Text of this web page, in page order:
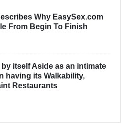
Why EasySex.com
From Begin To Finish
itself Aside as an intimate
having its Walkability,
Restaurants